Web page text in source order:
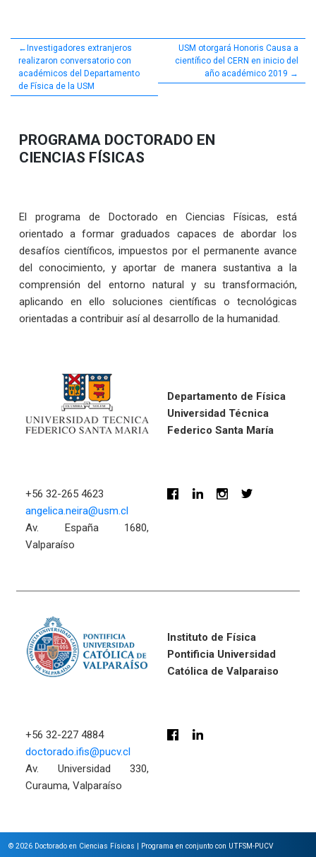
Navegación
de
entradas
Investigadores extranjeros
realizaron conversatorio con
académicos del Departamento
de Física de la USM
USM otorgará Honoris Causa a
científico del CERN en inicio del
año académico 2019
PROGRAMA DOCTORADO EN
CIENCIAS FÍSICAS
El programa de Doctorado en Ciencias Físicas, está
orientado a formar graduados capaces de abordar los
desafíos científicos, impuestos por el permanente avance
del conocimiento, y aportar de manera sustantiva a la
comprensión del entorno natural y su transformación,
aplicando en ello soluciones científicas o tecnológicas
orientadas a contribuir así al desarrollo de la humanidad.
Departamento de Física
Universidad Técnica
Federico Santa María
+56 32-265 4623
angelica.neira@usm.cl
Av. España 1680,
Valparaíso
Instituto de Física
Pontificia Universidad
Católica de Valparaiso
+56 32-227 4884
doctorado.ifis@pucv.cl
Av. Universidad 330,
Curauma, Valparaíso
© 2026 Doctorado en Ciencias Físicas Programa en conjunto con UTFSM-PUCV